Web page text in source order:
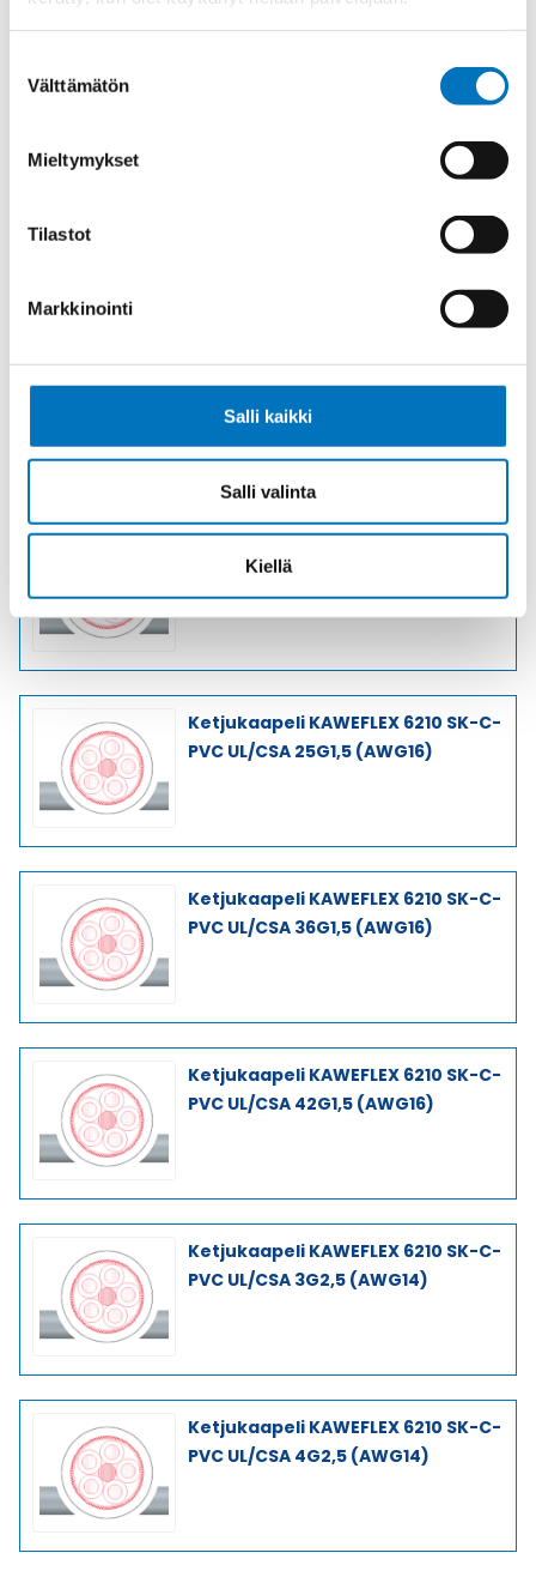
valinta
Välttämätön
Mieltymykset
Tilastot
Markkinointi
Salli kaikki
Salli valinta
Kiellä
Ketjukaapeli KAWEFLEX 6210 SK-C-
PVC UL/CSA 18G1,5 (AWG16)
Ketjukaapeli KAWEFLEX 6210 SK-C-
PVC UL/CSA 25G1,5 (AWG16)
Ketjukaapeli KAWEFLEX 6210 SK-C-
PVC UL/CSA 36G1,5 (AWG16)
Ketjukaapeli KAWEFLEX 6210 SK-C-
PVC UL/CSA 42G1,5 (AWG16)
Ketjukaapeli KAWEFLEX 6210 SK-C-
PVC UL/CSA 3G2,5 (AWG14)
Ketjukaapeli KAWEFLEX 6210 SK-C-
PVC UL/CSA 4G2,5 (AWG14)